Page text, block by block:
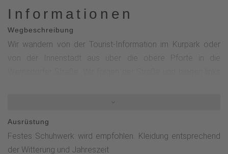
Informationen
Wegbeschreibung
Wir wandern von der Tourist-Information im Kurpark oder
von der Innenstadt aus über die obere Pforte in die
uns dem Kreuzberg mit Blick auf die Kernstadt Winterberg.
Nun wandern wir bergab wieder zum Ausgangspunkt zurück.
Ausrüstung
Festes Schuhwerk wird empfohlen. Kleidung entsprechend
der Witterung und Jahreszeit